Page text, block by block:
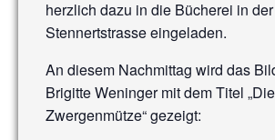
herzlich dazu in die Bücherei in der
Stennertstrasse eingeladen.
An diesem Nachmittag wird das
Brigitte Weninger mit dem Titel „Die
Zwergenmütze“ gezeigt: